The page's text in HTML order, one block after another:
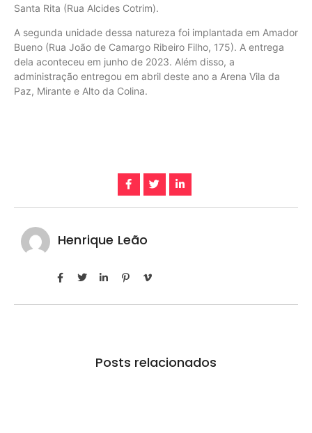
Santa Rita (Rua Alcides Cotrim).
A segunda unidade dessa natureza foi implantada em Amador
Bueno (Rua João de Camargo Ribeiro Filho, 175). A entrega
dela aconteceu em junho de 2023. Além disso, a
administração entregou em abril deste ano a Arena Vila da
Paz, Mirante e Alto da Colina.
Henrique Leão
Posts relacionados